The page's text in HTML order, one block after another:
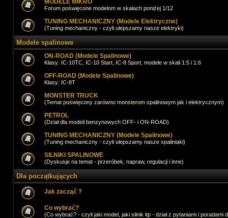
MODELE MIKRO
Forum poświęcone modelom w skalach poniżej 1/12
TUNING MECHANICZNY (Modele Elektryczne)
(Tuning mechaniczny - czyli ulepszamy nasze elektryki)
Modele spalinowe
ON-ROAD (Modele Spalinowe)
Klasy: IC-10TC, IC-10 Start, IC-8 Sport, modele w skali 1:5 i 1:6
OFF-ROAD (Modele Spalinowe)
Klasy: IC-8T
MONSTER TRUCK
(Temat poświęcony zarówno monsterom spalinowym jak i elektrycznym)
PETROL
(Dział dla modeli benzynowych OFF- i ON-ROAD)
TUNING MECHANICZNY (Modele Spalinowe)
(Tuning mechaniczny - czyli ulepszamy nasze spaliniaki)
SILNIKI SPALINOWE
(Dyskusje na temat - przeróbek, napraw, regulacji i inne)
Dla początkujących
Jak zacząć ?
Co wybrać?
(Co wybrać? - czyli jaki model, jaki silnik itp - dział z pytaniami i poradami